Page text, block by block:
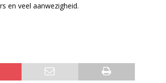
en veel aanwezigheid.